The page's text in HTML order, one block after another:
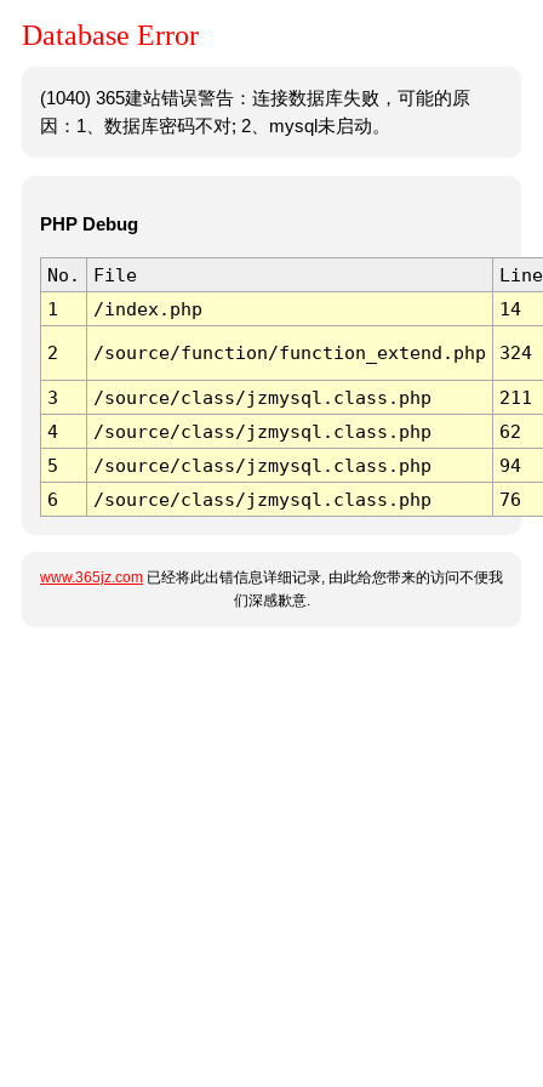
Database Error
(1040) 365建站错误警告：连接数据库失败，可能的原
因：1、数据库密码不对; 2、mysql未启动。
PHP Debug
No. File
Line
1
/index.php 14
2 /source/function/function_extend.php 324
3 /source/class/jzmysql.class.php
211
4
/source/class/jzmysql.class.php
62
5
/source/class/jzmysql.class.php
94
6
/source/class/jzmysql.class.php 76
www.365jz.com 已经将此出错信息详细记录, 由此给您带来的访问不便我
们深感歉意.